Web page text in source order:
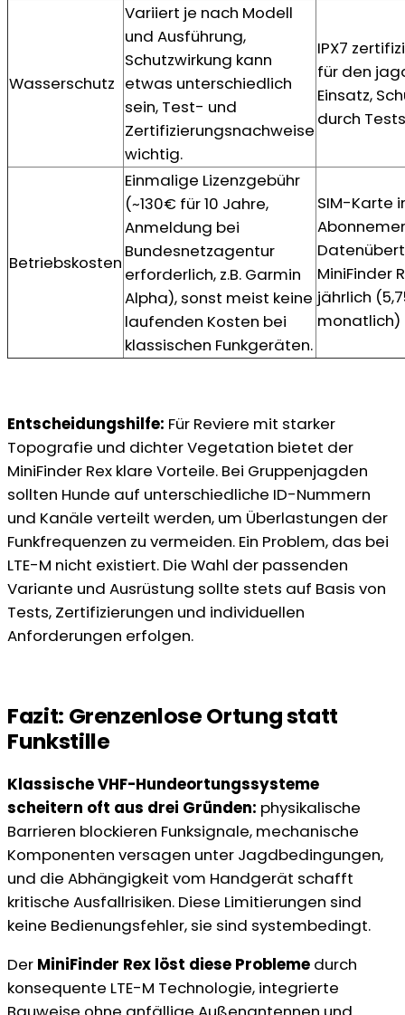
Wasserschutz
Variiert je nach Modell
und Ausführung,
Schutzwirkung kann
etwas unterschiedlich
sein, Test- und
Zertifizierungsnachweise
wichtig.
IPX7
für den
Einsatz,
durch
Betriebskosten
Einmalige Lizenzgebühr
(~130€ für 10 Jahre,
Anmeldung bei
Bundesnetzagentur
erforderlich, z.B. Garmin
Alpha), sonst meist keine
laufenden Kosten bei
klassischen Funkgeräten.
SIM-Karte
MiniFinder
jährlich
monatlich)
Entscheidungshilfe: Für Reviere mit starker
Topografie und dichter Vegetation bietet der
MiniFinder Rex klare Vorteile. Bei Gruppenjagden
sollten Hunde auf unterschiedliche ID-Nummern
und Kanäle verteilt werden, um Überlastungen der
Funkfrequenzen zu vermeiden. Ein Problem, das bei
LTE-M nicht existiert. Die Wahl der passenden
Variante und Ausrüstung sollte stets auf Basis von
Tests, Zertifizierungen und individuellen
Anforderungen erfolgen.
Fazit: Grenzenlose Ortung statt
Funkstille
Klassische VHF-Hundeortungssysteme
scheitern oft aus drei Gründen: physikalische
Barrieren blockieren Funksignale, mechanische
Komponenten versagen unter Jagdbedingungen,
und die Abhängigkeit vom Handgerät schafft
kritische Ausfallrisiken. Diese Limitierungen sind
keine Bedienungsfehler, sie sind systembedingt.
Der MiniFinder Rex löst diese Probleme durch
konsequente LTE-M Technologie, integrierte